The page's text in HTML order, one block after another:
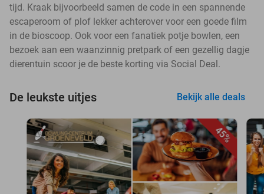
tijd. Kraak bijvoorbeeld samen de code in een spannende
escaperoom of plof lekker achterover voor een goede film
in de bioscoop. Ook voor een fanatiek potje bowlen, een
bezoek aan een waanzinnig pretpark of een gezellig dagje
dierentuin scoor je de beste korting via Social Deal.
De leukste uitjes Bekijk alle deals
45%